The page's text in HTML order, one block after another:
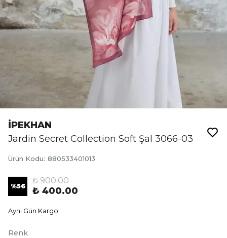
İPEKHAN
Jardin Secret Collection Soft Şal 3066-03
Ürün Kodu: 880533401013
%56
₺ 900.00
₺ 400.00
Aynı Gün Kargo
Renk